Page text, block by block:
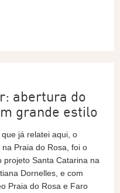
abertura do
grande estilo
já relatei aqui, o
Praia do Rosa, foi o
projeto Santa Catarina na
Dornelles, e com
Praia do Rosa e Faro